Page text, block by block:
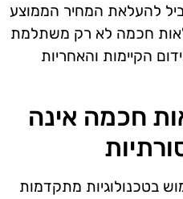
להעלאת המחיר הממוצע
חכמה לא רק משתלמת
הקיימות והאחריות
חקלאות חכמה אינה
בטכנולוגיות מתקדמות